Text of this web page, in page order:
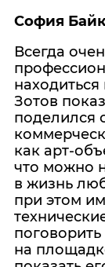
София
Всегда
Зотов
поделился
как арт-
что можно
в жизнь
при этом
на